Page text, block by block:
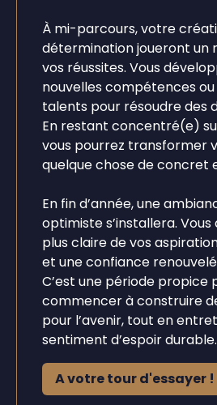
À mi-parcours, votre
détermination joueront un
vos réussites. Vous
nouvelles compétences ou
talents pour résoudre des
En restant concentré(e)
vous pourrez transformer
quelque chose de concret
En fin d’année, une
optimiste s’installera. Vous
plus claire de vos
et une confiance
C’est une période propice
commencer à construire
pour l’avenir, tout en
sentiment d’espoir durable.
A votre tour d'essayer !